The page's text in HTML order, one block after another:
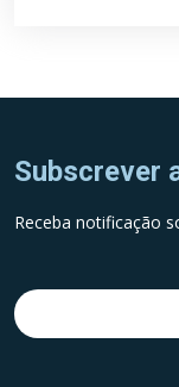
Subscrever
Receba notificação